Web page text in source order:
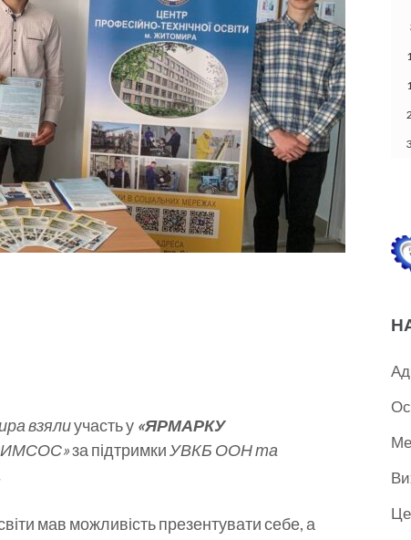
взялиучасть у «ЯРМАРКУ
за підтримкиУВКБ ООН та
мав можливість презентувати себе, а